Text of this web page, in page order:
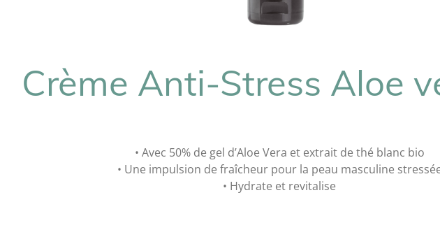
Crème Anti-Stress Aloe
• Avec 50% de gel d’Aloe Vera et extrait de thé blanc bio
• Une impulsion de fraîcheur pour la peau masculine
• Hydrate et revitalise